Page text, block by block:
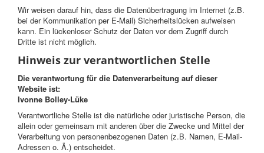
Wir weisen darauf hin, dass die Datenübertragung im Internet (z.B.
bei der Kommunikation per E-Mail) Sicherheitslücken aufweisen
kann. Ein lückenloser Schutz der Daten vor dem Zugriff durch
Dritte ist nicht möglich.
Hinweis zur verantwortlichen Stelle
Die verantwortung für die Datenverarbeitung auf dieser
Website ist:
Ivonne Bolley-Lüke
Verantwortliche Stelle ist die natürliche oder juristische Person, die
allein oder gemeinsam mit anderen über die Zwecke und Mittel der
Verarbeitung von personenbezogenen Daten (z.B. Namen, E-Mail-
Adressen o. Ä.) entscheidet.